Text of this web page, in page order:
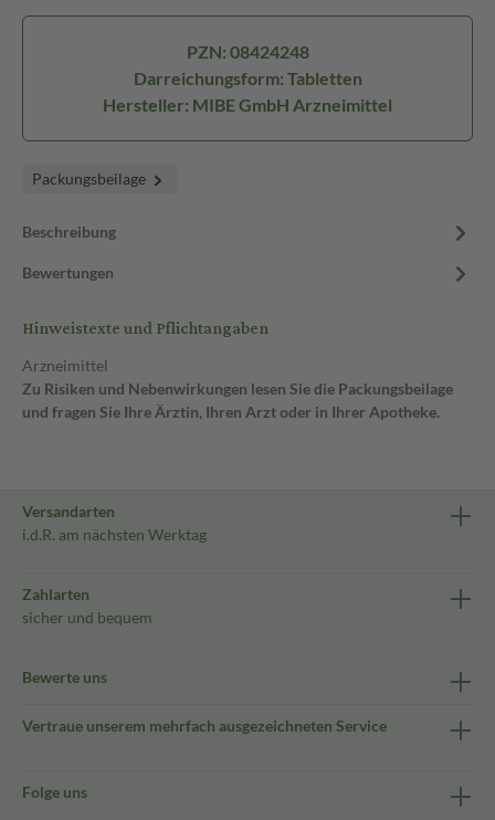
PZN: 08424248
Darreichungsform: Tabletten
Hersteller: MIBE GmbH Arzneimittel
Packungsbeilage
Beschreibung
Bewertungen
Hinweistexte und Pflichtangaben
Arzneimittel
Zu Risiken und Nebenwirkungen lesen Sie die Packungsbeilage
und fragen Sie Ihre Ärztin, Ihren Arzt oder in Ihrer Apotheke.
Versandarten
i.d.R. am nächsten Werktag
Zahlarten
sicher und bequem
Bewerte uns
Vertraue unserem mehrfach ausgezeichneten Service
Folge uns